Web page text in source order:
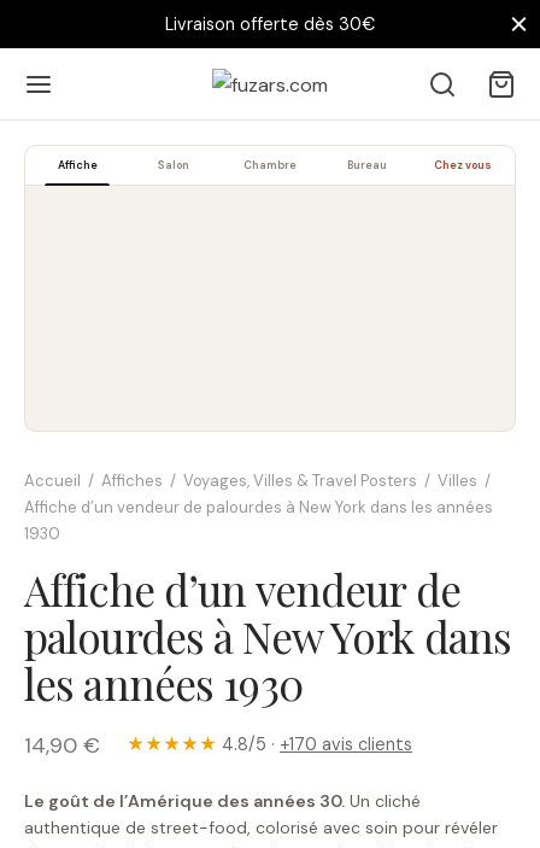
Livraison offerte dès 30€
Affiche Salon Chambre Bureau Chez vous
Accueil / Affiches / Voyages, Villes & Travel Posters / Villes /
Affiche d’un vendeur de palourdes à New York dans les années
1930
Affiche d’un vendeur de
palourdes à New York dans
les années 1930
14,90 € ★★★★★ 4.8/5 · +170 avis clients
Le goût de l’Amérique des années 30. Un cliché
authentique de street-food, colorisé avec soin pour révéler